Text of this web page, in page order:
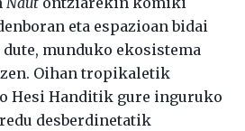
eta espazioan bidai
munduko ekosistema
Oihan tropikaletik
Hesi Handitik gure inguruko
desberdinetatik